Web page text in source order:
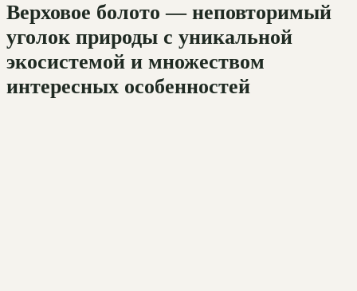
Верховое болото — неповторимый
уголок природы с уникальной
экосистемой и множеством
интересных особенностей